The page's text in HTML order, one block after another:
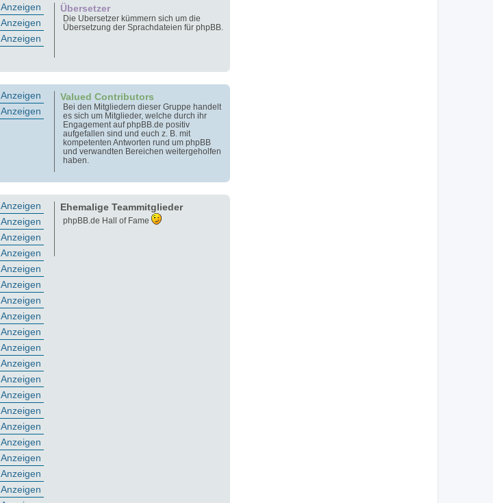
Übersetzer
Die Übersetzer kümmern sich um die
Übersetzung der Sprachdateien für phpBB.
Anzeigen
Anzeigen
Anzeigen
Valued Contributors
Bei den Mitgliedern dieser Gruppe handelt
es sich um Mitglieder, welche durch ihr
Engagement auf phpBB.de positiv
aufgefallen sind und euch z. B. mit
kompetenten Antworten rund um phpBB
und verwandten Bereichen weitergeholfen
haben.
Anzeigen
Anzeigen
Ehemalige Teammitglieder
phpBB.de Hall of Fame
Anzeigen
Anzeigen
Anzeigen
Anzeigen
Anzeigen
Anzeigen
Anzeigen
Anzeigen
Anzeigen
Anzeigen
Anzeigen
Anzeigen
Anzeigen
Anzeigen
Anzeigen
Anzeigen
Anzeigen
Anzeigen
Anzeigen